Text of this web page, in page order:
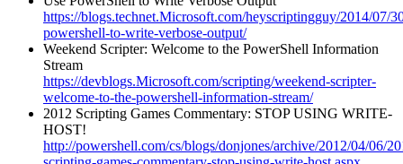
https://blogs.technet.Microsoft.com/heyscriptingguy/2014/07/
powershell-to-write-verbose-output/
Weekend Scripter: Welcome to the PowerShell Information
Stream
https://devblogs.Microsoft.com/scripting/weekend-scripter-
welcome-to-the-powershell-information-stream/
2012 Scripting Games Commentary: STOP USING WRITE-
HOST!
http://powershell.com/cs/blogs/donjones/archive/2012/04/06/